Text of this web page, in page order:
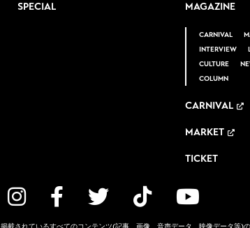
SPECIAL MAGAZINE
CARNIVAL
INTERVIEW
CULTURE
COLUMN
CARNIVAL
MARKET
TICKET